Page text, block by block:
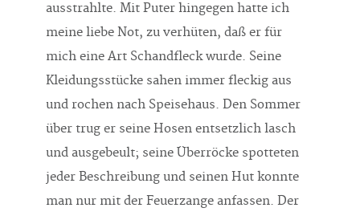
ausstrahlte. Mit Puter hingegen hatte ich
meine liebe Not, zu verhüten, daß er für
mich eine Art Schandfleck wurde. Seine
Kleidungsstücke sahen immer fleckig aus
und rochen nach Speisehaus. Den Sommer
über trug er seine Hosen entsetzlich lasch
und ausgebeult; seine Überröcke spotteten
jeder Beschreibung und seinen Hut konnte
man nur mit der Feuerzange anfassen. Der